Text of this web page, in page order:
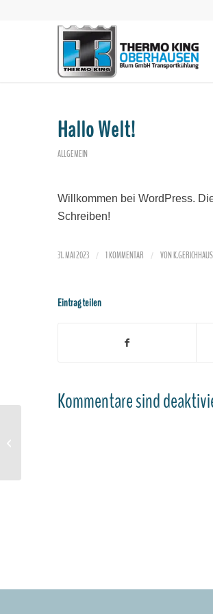
Hallo Welt!
ALLGEMEIN
Willkommen bei WordPress.
Schreiben!
31. MAI 2023 / 1 KOMMENTAR / VON
Eintrag teilen
Kommentare sind